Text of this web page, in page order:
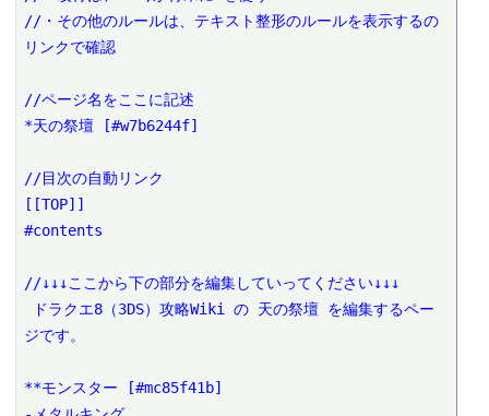
//・その他のルールは、テキスト整形のルールを表示するの
リンクで確認
//ページ名をここに記述
*天の祭壇 [#w7b6244f]
//目次の自動リンク
[[TOP]]
#contents
//↓↓↓ここから下の部分を編集していってください↓↓↓
ジです。
**モンスター [#mc85f41b]